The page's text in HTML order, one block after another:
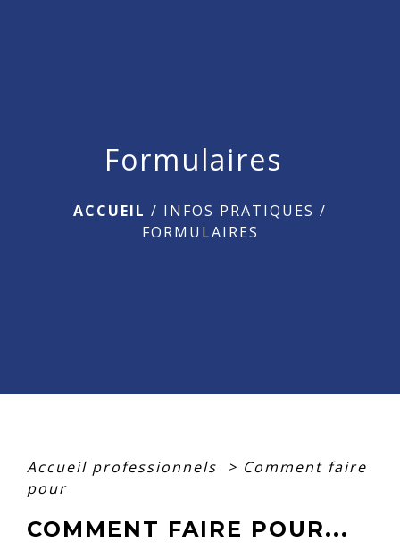
Formulaires
ACCUEIL / INFOS PRATIQUES /
FORMULAIRES
Accueil professionnels > Comment faire
pour
COMMENT FAIRE POUR...